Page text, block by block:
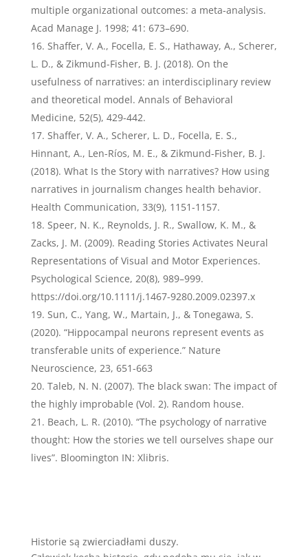
multiple organizational outcomes: a meta-analysis.
Acad Manage J. 1998; 41: 673–690.
Shaffer, V. A., Focella, E. S., Hathaway, A., Scherer,
L. D., & Zikmund-Fisher, B. J. (2018). On the
usefulness of narratives: an interdisciplinary review
and theoretical model. Annals of Behavioral
Medicine, 52(5), 429-442.
Shaffer, V. A., Scherer, L. D., Focella, E. S.,
Hinnant, A., Len-Ríos, M. E., & Zikmund-Fisher, B. J.
(2018). What Is the Story with narratives? How using
narratives in journalism changes health behavior.
Health Communication, 33(9), 1151-1157.
Speer, N. K., Reynolds, J. R., Swallow, K. M., &
Zacks, J. M. (2009). Reading Stories Activates Neural
Representations of Visual and Motor Experiences.
Psychological Science, 20(8), 989–999.
https://doi.org/10.1111/j.1467-9280.2009.02397.x
Sun, C., Yang, W., Martain, J., & Tonegawa, S.
(2020). “Hippocampal neurons represent events as
transferable units of experience.” Nature
Neuroscience, 23, 651-663
Taleb, N. N. (2007). The black swan: The impact of
the highly improbable (Vol. 2). Random house.
Beach, L. R. (2010). “The psychology of narrative
thought: How the stories we tell ourselves shape our
lives”. Bloomington IN: Xlibris.
Historie są zwierciadłami duszy.